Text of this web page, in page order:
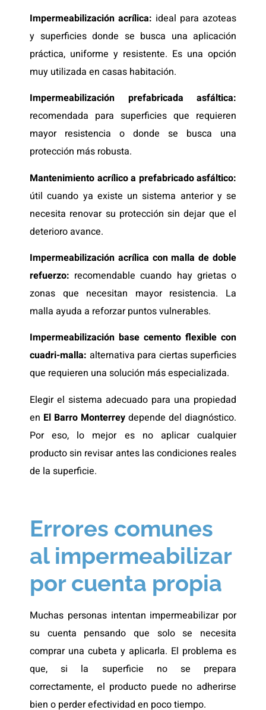
Impermeabilización acrílica: ideal para azoteas
y superficies donde se busca una aplicación
práctica, uniforme y resistente. Es una opción
muy utilizada en casas habitación.
Impermeabilización prefabricada asfáltica:
recomendada para superficies que requieren
mayor resistencia o donde se busca una
protección más robusta.
Mantenimiento acrílico a prefabricado asfáltico:
útil cuando ya existe un sistema anterior y se
necesita renovar su protección sin dejar que el
deterioro avance.
Impermeabilización acrílica con malla de doble
refuerzo: recomendable cuando hay grietas o
zonas que necesitan mayor resistencia. La
malla ayuda a reforzar puntos vulnerables.
Impermeabilización base cemento flexible con
cuadri-malla: alternativa para ciertas superficies
que requieren una solución más especializada.
Elegir el sistema adecuado para una propiedad
en El Barro Monterrey depende del diagnóstico.
Por eso, lo mejor es no aplicar cualquier
producto sin revisar antes las condiciones reales
de la superficie.
Errores comunes
al impermeabilizar
por cuenta propia
Muchas personas intentan impermeabilizar por
su cuenta pensando que solo se necesita
comprar una cubeta y aplicarla. El problema es
que, si la superficie no se prepara
correctamente, el producto puede no adherirse
bien o perder efectividad en poco tiempo.